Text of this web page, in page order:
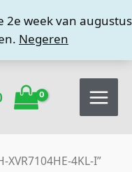
2e week van augustus
Negeren
4KL-I”